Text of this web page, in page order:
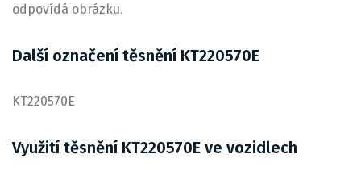
odpovídá obrázku.
Další označení těsnění KT220570E
KT220570E
Využití těsnění KT220570E ve vozidlech